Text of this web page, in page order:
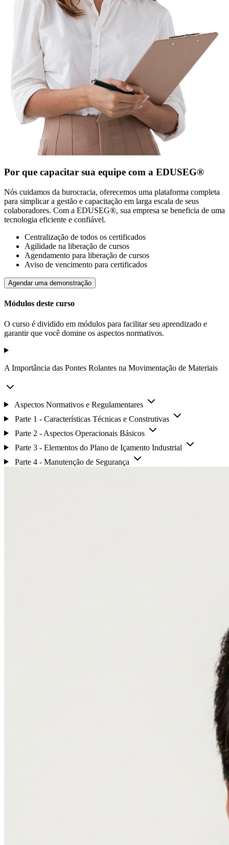
Por que capacitar sua equipe com a EDUSEG®
Nós cuidamos da burocracia, oferecemos uma plataforma completa
para simplicar a gestão e capacitação em larga escala de seus
colaboradores. Com a EDUSEG®, sua empresa se beneficia de uma
tecnologia eficiente e confiável.
Centralização de todos os certificados
Agilidade na liberação de cursos
Agendamento para liberação de cursos
Aviso de vencimento para certificados
Agendar uma demonstração
Módulos deste curso
O curso é dividido em módulos para facilitar seu aprendizado e
garantir que você domine os aspectos normativos.
A Importância das Pontes Rolantes na Movimentação de Materiais
Aspectos Normativos e Regulamentares
Parte 1 - Características Técnicas e Construtivas
Parte 2 - Aspectos Operacionais Básicos
Parte 3 - Elementos do Plano de Içamento Industrial
Parte 4 - Manutenção de Segurança